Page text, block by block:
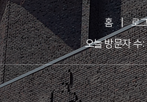
오늘 방문자
홈 | 로